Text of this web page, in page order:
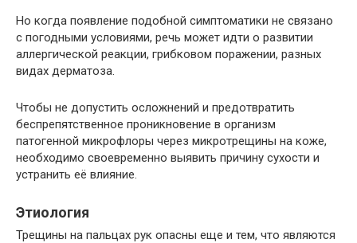
Но когда появление подобной симптоматики не связано
с погодными условиями, речь может идти о развитии
аллергической реакции, грибковом поражении, разных
видах дерматоза.
Чтобы не допустить осложнений и предотвратить
беспрепятственное проникновение в организм
патогенной микрофлоры через микротрещины на коже,
необходимо своевременно выявить причину сухости и
устранить её влияние.
Этиология
Трещины на пальцах рук опасны еще и тем, что являются